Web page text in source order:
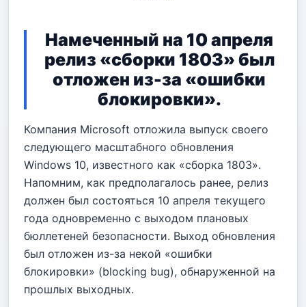
Намеченный на 10 апреля
релиз «сборки 1803» был
отложен из-за «ошибки
блокировки».
Компания Microsoft отложила выпуск своего
следующего масштабного обновления
Windows 10, известного как «сборка 1803».
Напомним, как предполагалось ранее, релиз
должен был состояться 10 апреля текущего
года одновременно с выходом плановых
бюллетеней безопасности. Выход обновления
был отложен из-за некой «ошибки
блокировки» (blocking bug), обнаруженной на
прошлых выходных.